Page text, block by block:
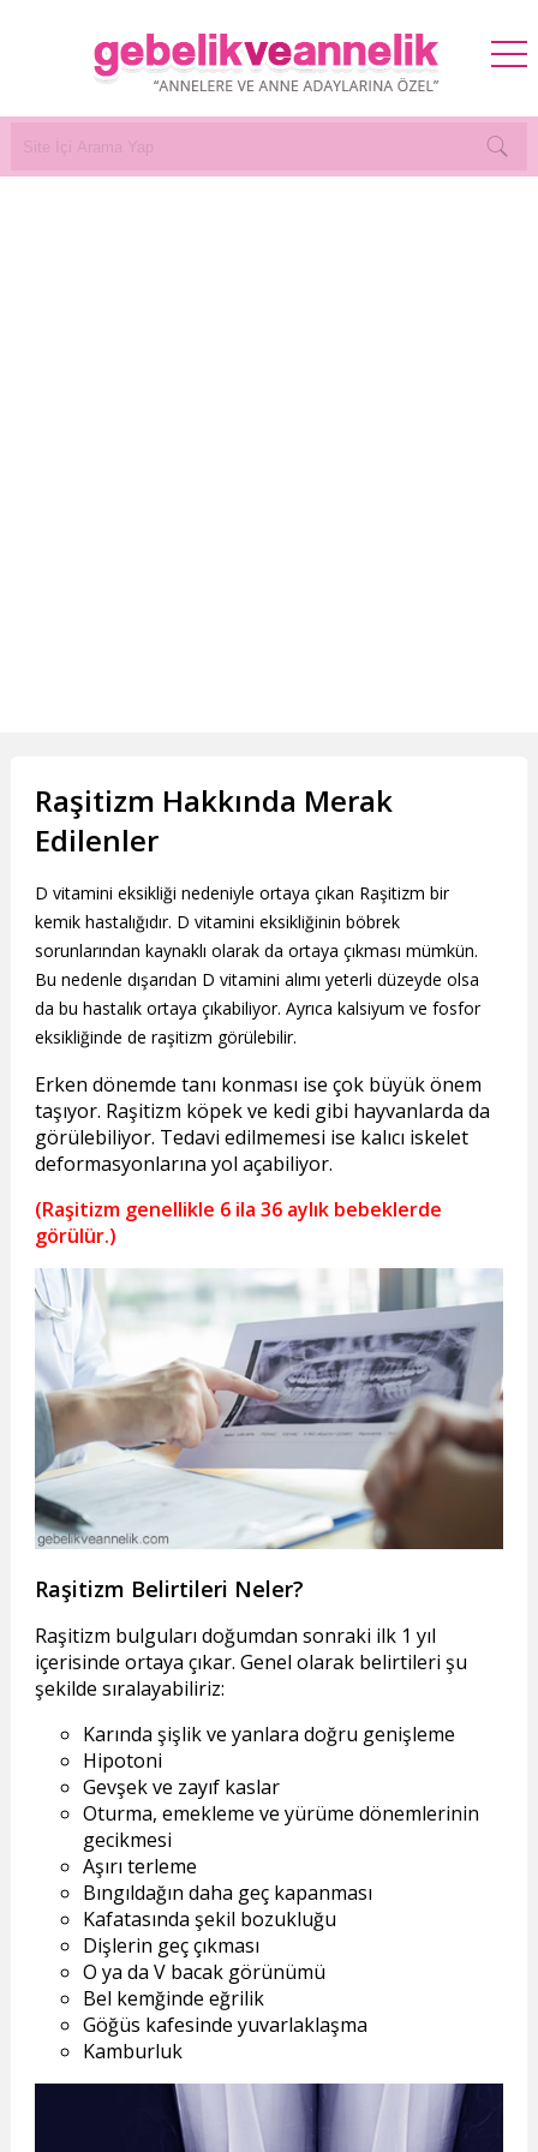
Raşitizm Hakkında Merak
Edilenler
D vitamini eksikliği nedeniyle ortaya çıkan Raşitizm bir
kemik hastalığıdır. D vitamini eksikliğinin böbrek
sorunlarından kaynaklı olarak da ortaya çıkması mümkün.
Bu nedenle dışarıdan D vitamini alımı yeterli düzeyde olsa
da bu hastalık ortaya çıkabiliyor. Ayrıca kalsiyum ve fosfor
eksikliğinde de raşitizm görülebilir.
Erken dönemde tanı konması ise çok büyük önem
taşıyor. Raşitizm köpek ve kedi gibi hayvanlarda da
görülebiliyor. Tedavi edilmemesi ise kalıcı iskelet
deformasyonlarına yol açabiliyor.
(Raşitizm genellikle 6 ila 36 aylık bebeklerde
görülür.)
Raşitizm Belirtileri Neler?
Raşitizm bulguları doğumdan sonraki ilk 1 yıl
içerisinde ortaya çıkar. Genel olarak belirtileri şu
şekilde sıralayabiliriz:
Karında şişlik ve yanlara doğru genişleme
Hipotoni
Gevşek ve zayıf kaslar
Oturma, emekleme ve yürüme dönemlerinin
gecikmesi
Aşırı terleme
Bıngıldağın daha geç kapanması
Kafatasında şekil bozukluğu
Dişlerin geç çıkması
O ya da V bacak görünümü
Bel kemğinde eğrilik
Göğüs kafesinde yuvarlaklaşma
Kamburluk